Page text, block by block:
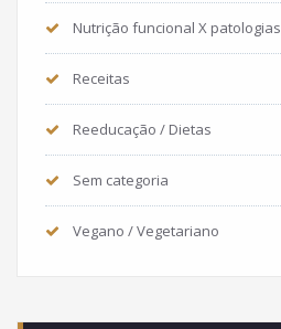
Nutrição funcional X patologias
Receitas
Reeducação / Dietas
Sem categoria
Vegano / Vegetariano